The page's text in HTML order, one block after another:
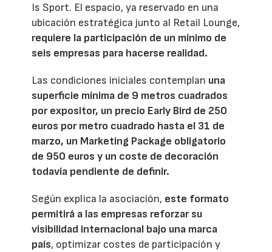
Is Sport. El espacio, ya reservado en una
ubicación estratégica junto al Retail Lounge,
requiere la participación de un mínimo de
seis empresas para hacerse realidad.
Las condiciones iniciales contemplan una
superficie mínima de 9 metros cuadrados
por expositor, un precio Early Bird de 250
euros por metro cuadrado hasta el 31 de
marzo, un Marketing Package obligatorio
de 950 euros y un coste de decoración
todavía pendiente de definir.
Según explica la asociación, este formato
permitirá a las empresas reforzar su
visibilidad internacional bajo una marca
país, optimizar costes de participación y